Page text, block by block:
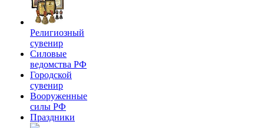
Религиозный
сувенир
Силовые
ведомства РФ
Городской
сувенир
Вооруженные
силы РФ
Праздники